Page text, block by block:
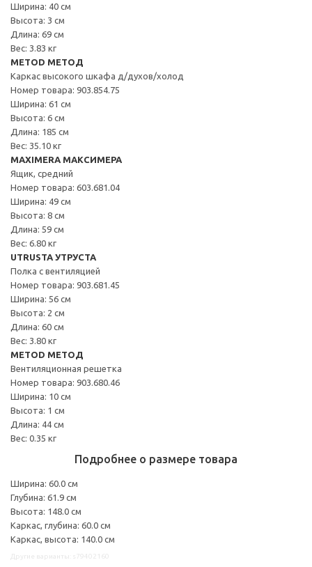
Ширина: 40 см
Высота: 3 см
Длина: 69 см
Вес: 3.83 кг
METOD МЕТОД
Каркас высокого шкафа д/духов/холод
Номер товара: 903.854.75
Ширина: 61 см
Высота: 6 см
Длина: 185 см
Вес: 35.10 кг
MAXIMERA МАКСИМЕРА
Ящик, средний
Номер товара: 603.681.04
Ширина: 49 см
Высота: 8 см
Длина: 59 см
Вес: 6.80 кг
UTRUSTA УТРУСТА
Полка с вентиляцией
Номер товара: 903.681.45
Ширина: 56 см
Высота: 2 см
Длина: 60 см
Вес: 3.80 кг
METOD МЕТОД
Вентиляционная решетка
Номер товара: 903.680.46
Ширина: 10 см
Высота: 1 см
Длина: 44 см
Вес: 0.35 кг
Подробнее о размере товара
Ширина: 60.0 см
Глубина: 61.9 см
Высота: 148.0 см
Каркас, глубина: 60.0 см
Каркас, высота: 140.0 см